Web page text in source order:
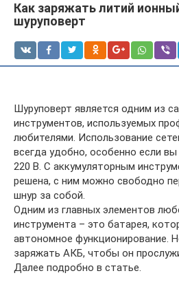
Как заряжать литий
шуруповерт
Шуруповерт является одним из
инструментов, используемых
любителями. Использование
всегда удобно, особенно если
220 В. С аккумуляторным
решена, с ним можно свободно
шнур за собой.
Одним из главных элементов
инструмента – это батарея,
автономное функционирование.
заряжать АКБ, чтобы он
Далее подробно в статье.